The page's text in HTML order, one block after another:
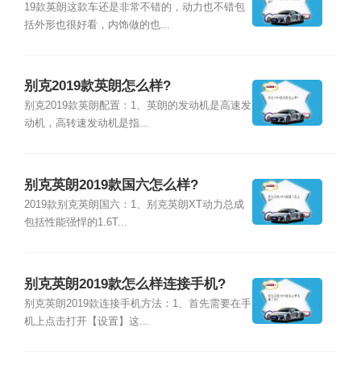
19款英朗这款车还是非常不错的，动力也不错包
括外形也很好看，内饰做的也...
别克2019款英朗怎么样?
别克2019款英朗配置：1、英朗的发动机是高速发
动机，高转速发动机是指...
别克英朗2019款国六怎么样?
2019款别克英朗国六：1、别克英朗XT动力总成
包括性能强悍的1.6T...
别克英朗2019款怎么样连接手机?
别克英朗2019款连接手机方法：1、首先需要在手
机上点击打开【设置】这...